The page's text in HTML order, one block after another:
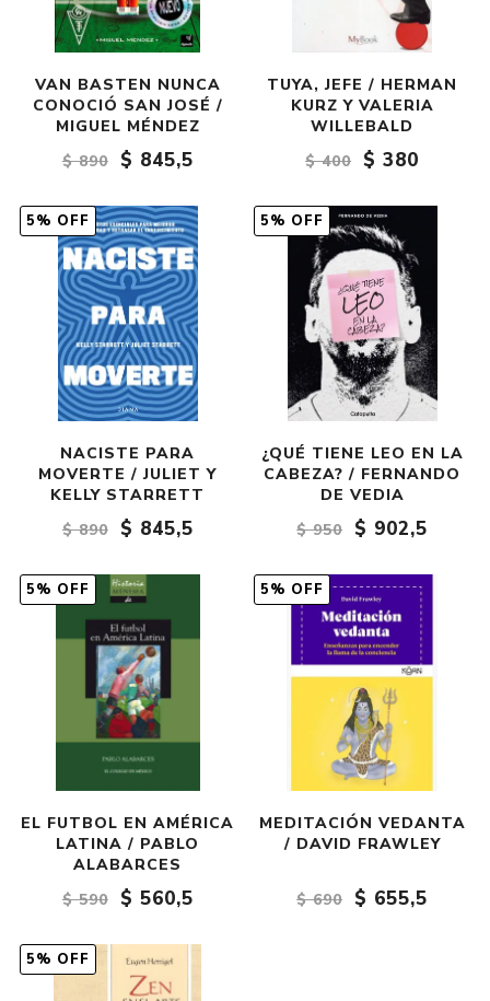
VAN BASTEN NUNCA
CONOCIÓ SAN JOSÉ /
MIGUEL MÉNDEZ
$ 890
$ 845,5
TUYA, JEFE / HERMAN
KURZ Y VALERIA
WILLEBALD
$ 400
$ 380
5% OFF
NACISTE PARA
MOVERTE / JULIET Y
KELLY STARRETT
$ 890
$ 845,5
5% OFF
¿QUÉ TIENE LEO EN LA
CABEZA? / FERNANDO
DE VEDIA
$ 950
$ 902,5
5% OFF
EL FUTBOL EN AMÉRICA
LATINA / PABLO
ALABARCES
$ 590
$ 560,5
5% OFF
MEDITACIÓN VEDANTA
/ DAVID FRAWLEY
$ 690 $ 655,5
5% OFF